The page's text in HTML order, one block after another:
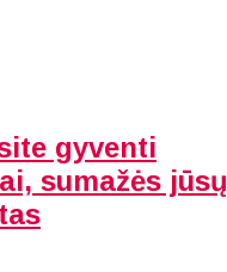
gyventi
sumažės jūsų